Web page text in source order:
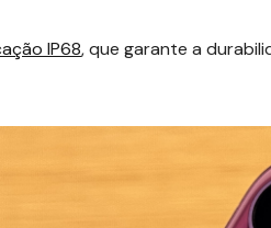
IP68, que garante a